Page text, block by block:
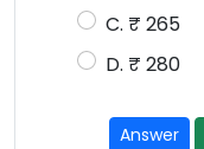
C. ₹ 265
D. ₹ 280
Answer